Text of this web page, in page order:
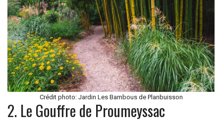
Crédit photo: Jardin Les Bambous de Planbuisson
2. Le Gouffre de Proumeyssac